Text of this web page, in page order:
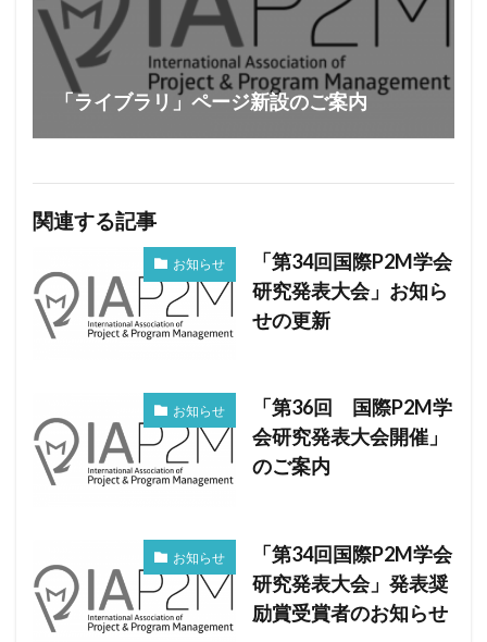
「ライブラリ」ページ新設のご案内
関連する記事
お知らせ
「第34回国際P2M学会
研究発表大会」お知ら
せの更新
お知らせ
「第36回 国際P2M学
会研究発表大会開催」
のご案内
お知らせ
「第34回国際P2M学会
研究発表大会」発表奨
励賞受賞者のお知らせ